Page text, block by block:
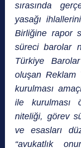
sırasında
yasağı
Birliğine rapor
süreci barolar
Türkiye
oluşan Reklam
kurulması
ile kurulması
niteliği, görev
ve esasları
“avukatlık